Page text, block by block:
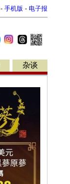
- 手机版 - 电子报
杂谈